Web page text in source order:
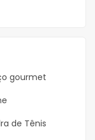
gourmet
de Tênis